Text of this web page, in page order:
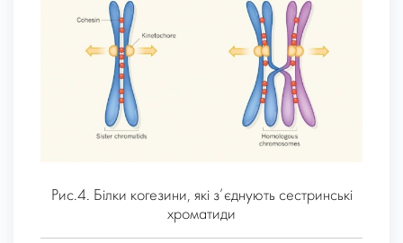
Рис.4. Білки когезини, які з’єднують сестринські
хроматиди